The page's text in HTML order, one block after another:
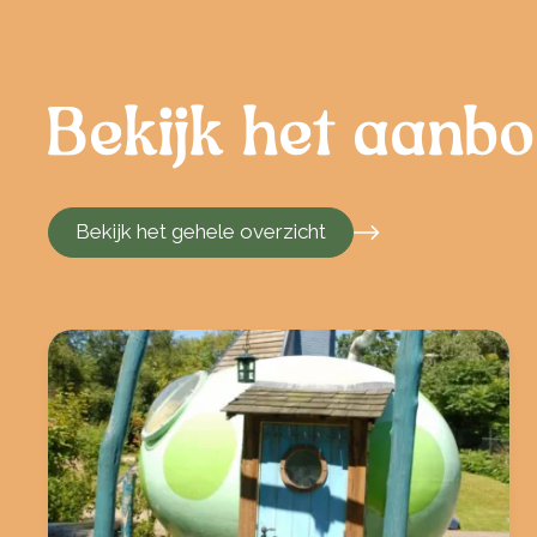
Bekijk het
Bekijk het gehele overzicht